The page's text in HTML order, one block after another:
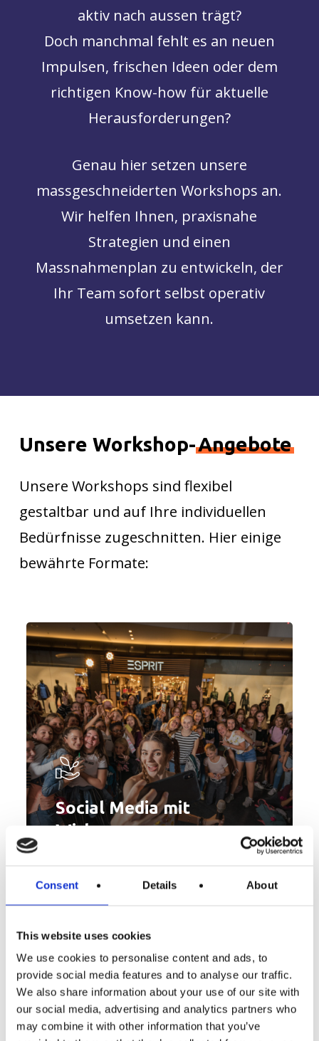
Consent Details About
This website uses cookies
We use cookies to personalise content and ads, to
provide social media features and to analyse our traffic.
We also share information about your use of our site with
our social media, advertising and analytics partners who
may combine it with other information that you’ve
aktiv nach aussen trägt?
Doch manchmal fehlt es an neuen
Impulsen, frischen Ideen oder dem
richtigen Know-how für aktuelle
Herausforderungen?
Genau hier setzen unsere
massgeschneiderten Workshops an.
Wir helfen Ihnen, praxisnahe
Strategien und einen
Massnahmenplan zu entwickeln, der
Ihr Team sofort selbst operativ
umsetzen kann.
Unsere Workshop-Angebote
Unsere Workshops sind flexibel
gestaltbar und auf Ihre individuellen
Bedürfnisse zugeschnitten. Hier einige
bewährte Formate:
Social Media mit
Wirkung
Unsere Workshops sind interaktiv,
praxisnah und auf den aktuellen Stand
der digitalen Kommunikation
ausgerichtet.